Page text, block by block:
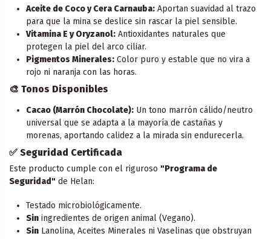
Aceite de Coco y Cera Carnauba: Aportan suavidad al trazo
para que la mina se deslice sin rascar la piel sensible.
Vitamina E y Oryzanol: Antioxidantes naturales que
protegen la piel del arco ciliar.
Pigmentos Minerales: Color puro y estable que no vira a
rojo ni naranja con las horas.
🎨 Tonos Disponibles
Cacao (Marrón Chocolate): Un tono marrón cálido/neutro
universal que se adapta a la mayoría de castañas y
morenas, aportando calidez a la mirada sin endurecerla.
✅ Seguridad Certificada
Este producto cumple con el riguroso "Programa de
Seguridad" de Helan:
Testado microbiológicamente.
Sin ingredientes de origen animal (Vegano).
Sin Lanolina, Aceites Minerales ni Vaselinas que obstruyan